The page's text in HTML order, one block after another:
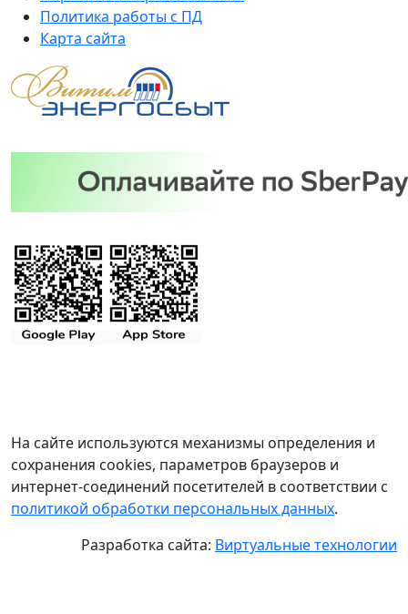
Политика работы с ПД
Карта сайта
На сайте используются механизмы определения и
сохранения cookies, параметров браузеров и
интернет-соединений посетителей в соответствии с
политикой обработки персональных данных.
Разработка сайта: Виртуальные технологии